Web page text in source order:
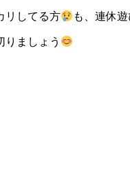
リしてる方 も、連休
りましょう